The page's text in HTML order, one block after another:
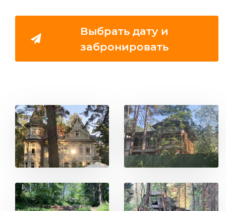
Выбрать дату и
забронировать